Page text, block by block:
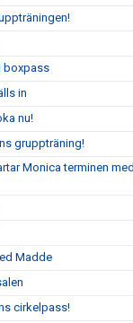
boxpass
in
nu!
gruppträning!
Monica terminen
Madde
cirkelpass!